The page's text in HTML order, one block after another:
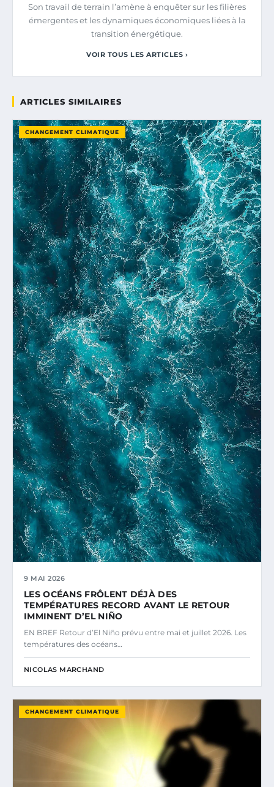
Son travail de terrain l’amène à enquêter sur les filières
émergentes et les dynamiques économiques liées à la
transition énergétique.
VOIR TOUS LES ARTICLES ›
ARTICLES SIMILAIRES
CHANGEMENT CLIMATIQUE
9 MAI 2026
LES OCÉANS FRÔLENT DÉJÀ DES
TEMPÉRATURES RECORD AVANT LE RETOUR
IMMINENT D’EL NIÑO
EN BREF Retour d’El Niño prévu entre mai et juillet 2026. Les
températures des océans…
NICOLAS MARCHAND
CHANGEMENT CLIMATIQUE